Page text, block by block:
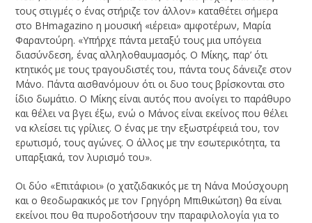
τους στιγμές ο ένας στήριζε τον άλλον» καταθέτει σήμερα
στο BHmagazino η μουσική «ιέρεια» αμφοτέρων, Μαρία
Φαραντούρη. «Υπήρχε πάντα μεταξύ τους μια υπόγεια
διασύνδεση, ένας αλληλοθαυμασμός. Ο Μίκης, παρ’ ότι
κτητικός με τους τραγουδιστές του, πάντα τους δάνειζε στον
Μάνο. Πάντα αισθανόμουν ότι οι δυο τους βρίσκονται στο
ίδιο δωμάτιο. Ο Μίκης είναι αυτός που ανοίγει το παράθυρο
και θέλει να βγει έξω, ενώ ο Μάνος είναι εκείνος που θέλει
να κλείσει τις γρίλιες. Ο ένας με την εξωστρέφειά του, τον
ερωτισμό, τους αγώνες. Ο άλλος με την εσωτερικότητα, τα
υπαρξιακά, τον λυρισμό του».
Οι δύο «Επιτάφιοι» (ο χατζιδακικός με τη Νάνα Μούσχουρη
και ο θεοδωρακικός με τον Γρηγόρη Μπιθικώτση) θα είναι
εκείνοι που θα πυροδοτήσουν την παραφιλολογία για το